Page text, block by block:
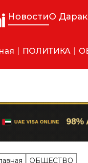
НовостиО
ПОЛИТИКА
Главная ОБЩЕСТВО